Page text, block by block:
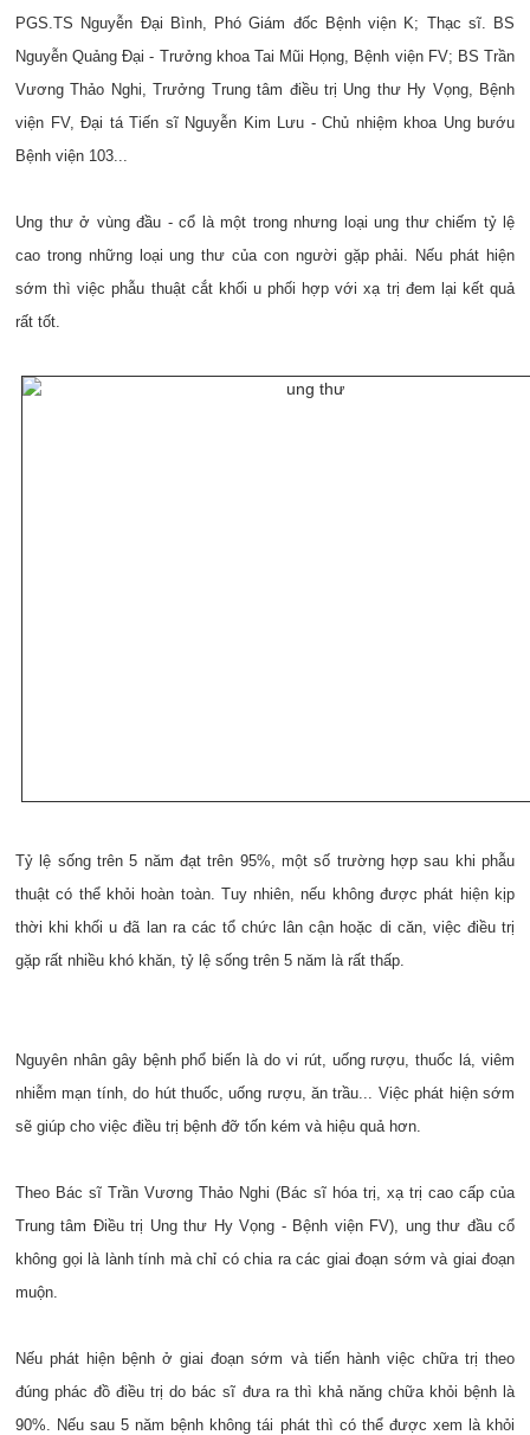
PGS.TS Nguyễn Đại Bình, Phó Giám đốc Bệnh viện K; Thạc sĩ. BS
Nguyễn Quảng Đại - Trưởng khoa Tai Mũi Họng, Bệnh viện FV; BS Trần
Vương Thảo Nghi, Trưởng Trung tâm điều trị Ung thư Hy Vọng, Bệnh
viện FV, Đại tá Tiến sĩ Nguyễn Kim Lưu - Chủ nhiệm khoa Ung bướu
Bệnh viện 103...
Ung thư ở vùng đầu - cổ là một trong nhưng loại ung thư chiếm tỷ lệ
cao trong những loại ung thư của con người gặp phải. Nếu phát hiện
sớm thì việc phẫu thuật cắt khối u phối hợp với xạ trị đem lại kết quả
rất tốt.
Tỷ lệ sống trên 5 năm đạt trên 95%, một số trường hợp sau khi phẫu
thuật có thể khỏi hoàn toàn. Tuy nhiên, nếu không được phát hiện kịp
thời khi khối u đã lan ra các tổ chức lân cận hoặc di căn, việc điều trị
gặp rất nhiều khó khăn, tỷ lệ sống trên 5 năm là rất thấp.
Nguyên nhân gây bệnh phổ biến là do vi rút, uống rượu, thuốc lá, viêm
nhiễm mạn tính, do hút thuốc, uống rượu, ăn trầu... Việc phát hiện sớm
sẽ giúp cho việc điều trị bệnh đỡ tốn kém và hiệu quả hơn.
Theo Bác sĩ Trần Vương Thảo Nghi (Bác sĩ hóa trị, xạ trị cao cấp của
Trung tâm Điều trị Ung thư Hy Vọng - Bệnh viện FV), ung thư đầu cổ
không gọi là lành tính mà chỉ có chia ra các giai đoạn sớm và giai đoạn
muộn.
Nếu phát hiện bệnh ở giai đoạn sớm và tiến hành việc chữa trị theo
đúng phác đồ điều trị do bác sĩ đưa ra thì khả năng chữa khỏi bệnh là
90%. Nếu sau 5 năm bệnh không tái phát thì có thể được xem là khỏi